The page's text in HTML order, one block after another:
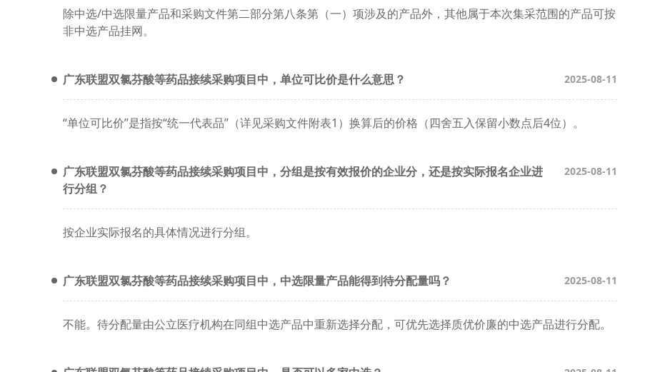
除中选/中选限量产品和采购文件第二部分第八条第（一）项涉及的产品外，其他属于本次集采范围的产品可按
非中选产品挂网。
广东联盟双氯芬酸等药品接续采购项目中，单位可比价是什么意思？ 2025-08-11
“单位可比价”是指按“统一代表品”（详见采购文件附表1）换算后的价格（四舍五入保留小数点后4位）。
广东联盟双氯芬酸等药品接续采购项目中，分组是按有效报价的企业分，还是按实际报名企业进
行分组？
2025-08-11
按企业实际报名的具体情况进行分组。
广东联盟双氯芬酸等药品接续采购项目中，中选限量产品能得到待分配量吗？ 2025-08-11
不能。待分配量由公立医疗机构在同组中选产品中重新选择分配，可优先选择质优价廉的中选产品进行分配。